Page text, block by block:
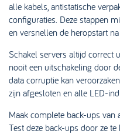
alle kabels, antistatische
configuraties. Deze stappen
en versnellen de heropstart
Schakel servers altijd correct
nooit een uitschakeling door
data corruptie kan
zijn afgesloten en alle LED-
Maak complete back-ups van
Test deze back-ups door ze